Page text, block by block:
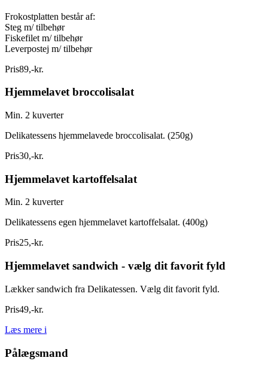
Frokostplatten består af:
Steg m/ tilbehør
Fiskefilet m/ tilbehør
Leverpostej m/ tilbehør
Pris89,-kr.
Hjemmelavet broccolisalat
Min. 2 kuverter
Delikatessens hjemmelavede broccolisalat. (250g)
Pris30,-kr.
Hjemmelavet kartoffelsalat
Min. 2 kuverter
Delikatessens egen hjemmelavet kartoffelsalat. (400g)
Pris25,-kr.
Hjemmelavet sandwich - vælg dit favorit fyld
Lækker sandwich fra Delikatessen. Vælg dit favorit fyld.
Pris49,-kr.
Læs mere i
Pålægsmand